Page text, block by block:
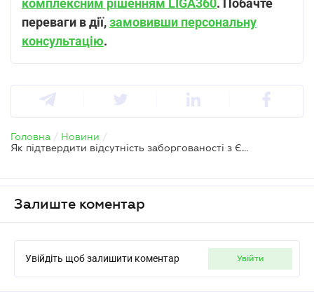
переваги в дії,замовивши персональну
консультацію.
Головна / Новини /
Як підтвердити відсутність заборгованості з ЄСВ для бронювання працівників
Залиште коментар
Увійдіть щоб залишити коментар увійти